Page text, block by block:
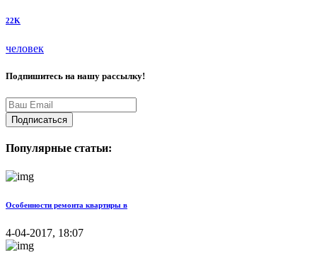
22K
человек
Подпишитесь на нашу рассылку!
Подписаться
Популярные статьи:
Особенности ремонта квартиры в
4-04-2017, 18:07